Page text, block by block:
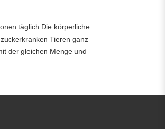
täglich.Die körperliche
Tieren ganz
der gleichen Menge und